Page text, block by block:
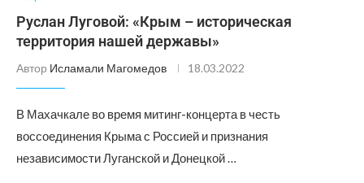
Руслан Луговой: «Крым – историческая
территория нашей державы»
Автор Исламали Магомедов 18.03.2022
В Махачкале во время митинг-концерта в честь
воссоединения Крыма с Россией и признания
независимости Луганской и Донецкой …